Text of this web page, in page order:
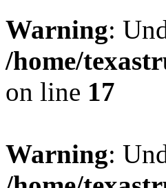
Warning:
/home/
on line 17
Warning: